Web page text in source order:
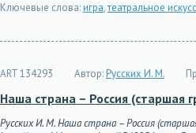
Ключевые слова:игра,театральное
ART 134293 Автор:Русских И. М.
Наша страна – Россия (старшая
Русских И. М. Наша страна – Россия